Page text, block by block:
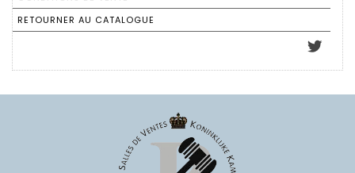
RETOURNER AU CATALOGUE